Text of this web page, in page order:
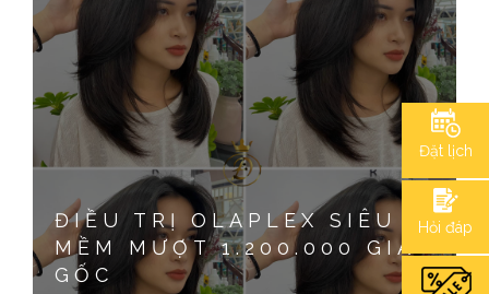
ĐIỀU TRỊ OLAPLEX SIÊU
MỀM MƯỢT 1.200.000 GIÁ
GỐC
Đặt lịch
Hỏi đáp